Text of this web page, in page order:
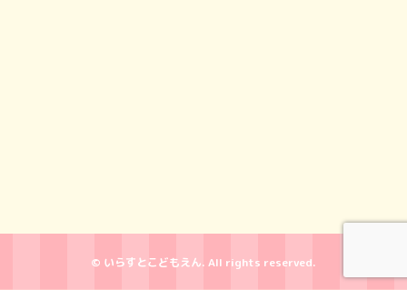
© いらすとこどもえん. All rights reserved.